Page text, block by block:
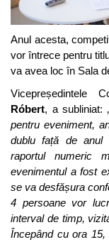
Anul acesta,
vor întrece pentru
va avea loc în Sala
Vicepreședintele
Róbert, a subliniat:
pentru eveniment,
dublu față de anul
raportul numeric
evenimentul a fost
se va desfășura
4 persoane vor
interval de timp,
Începând cu ora